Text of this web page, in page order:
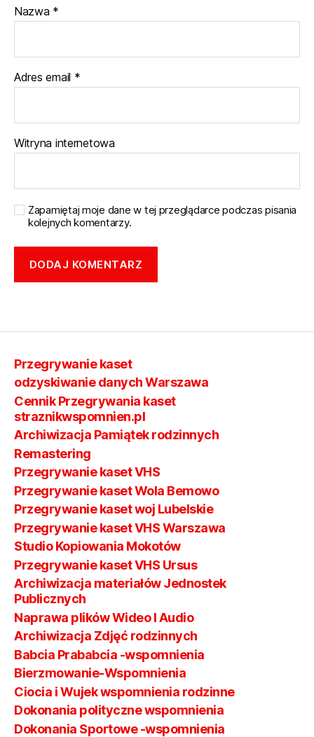
Nazwa *
Adres email *
Witryna internetowa
Zapamiętaj moje dane w tej przeglądarce podczas pisania
kolejnych komentarzy.
Przegrywanie kaset
odzyskiwanie danych Warszawa
Cennik Przegrywania kaset
straznikwspomnien.pl
Archiwizacja Pamiątek rodzinnych
Remastering
Przegrywanie kaset VHS
Przegrywanie kaset Wola Bemowo
Przegrywanie kaset woj Lubelskie
Przegrywanie kaset VHS Warszawa
Studio Kopiowania Mokotów
Przegrywanie kaset VHS Ursus
Archiwizacja materiałów Jednostek
Publicznych
Naprawa plików Wideo I Audio
Archiwizacja Zdjęć rodzinnych
Babcia Prababcia -wspomnienia
Bierzmowanie-Wspomnienia
Ciocia i Wujek wspomnienia rodzinne
Dokonania polityczne wspomnienia
Dokonania Sportowe -wspomnienia